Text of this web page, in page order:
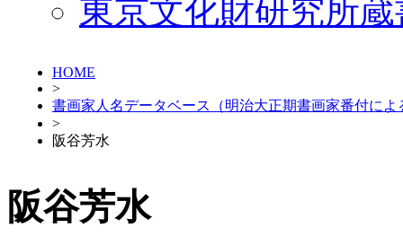
東京文化財研究所
HOME
>
書画家人名データベース（明治大正期書画家番付によ
>
阪谷芳水
阪谷芳水